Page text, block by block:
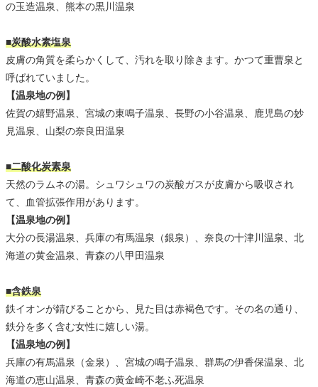
の玉造温泉、熊本の黒川温泉
■炭酸水素塩泉
皮膚の角質を柔らかくして、汚れを取り除きます。かつて重曹泉と
呼ばれていました。
【温泉地の例】
佐賀の嬉野温泉、宮城の東鳴子温泉、長野の小谷温泉、鹿児島の妙
見温泉、山梨の奈良田温泉
■二酸化炭素泉
天然のラムネの湯。シュワシュワの炭酸ガスが皮膚から吸収され
て、血管拡張作用があります。
【温泉地の例】
大分の長湯温泉、兵庫の有馬温泉（銀泉）、奈良の十津川温泉、北
海道の黄金温泉、青森の八甲田温泉
■含鉄泉
鉄イオンが錆びることから、見た目は赤褐色です。その名の通り、
鉄分を多く含む女性に嬉しい湯。
【温泉地の例】
兵庫の有馬温泉（金泉）、宮城の鳴子温泉、群馬の伊香保温泉、北
海道の恵山温泉、青森の黄金崎不老ふ死温泉